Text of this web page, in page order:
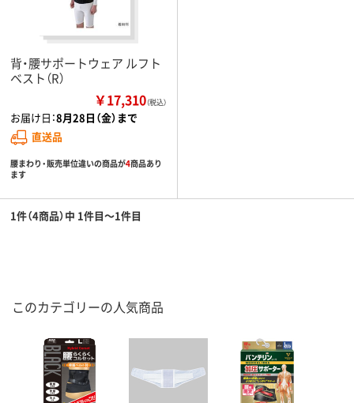
背・腰サポートウェア ルフト
ベスト（R）
￥17,310（税込）
お届け日：8月28日（金）まで
直送品
腰まわり・販売単位違いの商品が4商品あり
ます
1件（4商品）中 1件目～1件目
このカテゴリーの人気商品